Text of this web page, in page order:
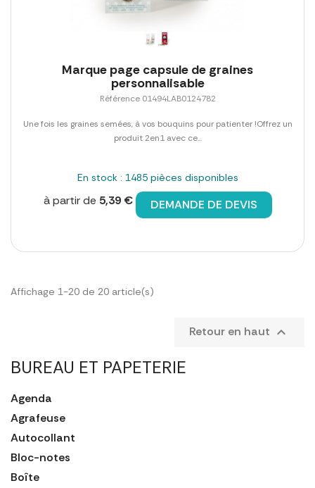
BUREAU ET PAPETERIE
Agenda
Agrafeuse
Autocollant
Bloc-notes
Boîte
Marque page capsule de graines
personnalisable
Référence 01494LAB0124782
Une fois les graines semées, à vos bouquins pour patienter !Offrez un
produit 2en1 avec ce...
En stock : 1485 pièces disponibles
à partir de 5,39 € DEMANDE DE DEVIS
Affichage 1-20 de 20 article(s)
Retour en haut 